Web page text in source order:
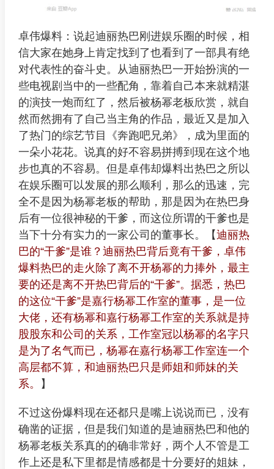
卓伟爆料：说起迪丽热巴刚进娱乐圈的时候，相
信大家在她身上肯定找到了也看到了一部具有绝
对代表性的奋斗史。从迪丽热巴一开始扮演的一
些电视剧当中的一些配角，靠着自己本来就精湛
的演技一炮而红了，然后被杨幂老板欣赏，就自
然而然拥有了自己当主角的作品，最近又是加入
了热门的综艺节目《奔跑吧兄弟》，成为里面的
一朵小花花。说真的好不容易拼搏到现在这个地
步也真的不容易。但是卓伟却爆料出热巴之所以
在娱乐圈可以发展的那么顺利，那么的迅速，完
全不是因为杨幂老板的帮助，那是因为在热巴身
后有一位很神秘的干爹，而这位所谓的干爹也是
当下十分有实力的一家公司的董事长。【迪丽热
巴的“干爹”是谁？迪丽热巴背后竟有干爹，卓伟
爆料热巴的走火除了离不开杨幂的力捧外，最主
要的还是离不开热巴背后的“干爹”。据悉，热巴
的这位“干爹”是嘉行杨幂工作室的董事，是一位
大佬，还有杨幂和嘉行杨幂工作室的关系就是持
股股东和公司的关系，工作室冠以杨幂的名字只
是为了名气而已，杨幂在嘉行杨幂工作室连一个
高层都不算，和迪丽热巴只是师姐和师妹的关
系。
】
不过这份爆料现在还都只是嘴上说说而已，没有
确凿的证据，但是我们知道的是迪丽热巴和他的
杨幂老板关系真的的确非常好，两个人不管是工
作上还是私下里都是情感都是十分要好的姐妹，